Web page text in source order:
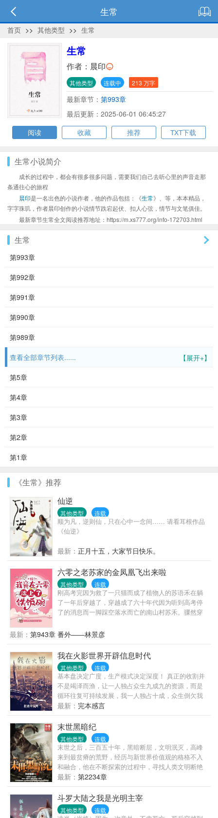
生常
首页 >> 其他类型 >> 生常
生常
作者： 晨印
其他类型 连载中 213 万字
最新章节： 第993章
最后更新：2025-06-01 06:45:27
阅读
收藏 推荐 TXT下载
生常小说简介
成长的过程中，都会有很多很多问题，需要我们自己去听心里的声音走那
条通往心的旅程
晨印是一名出色的小说作者，他的作品包括：《生常》、等，本本精品，
字字珠玑，作者晨印创作的小说情节跌宕起伏、扣人心弦，情节与文笔俱佳。
最新章节生常全文阅读推荐地址：https://m.xs777.org/info-172703.html
生常
第993章
第992章
第991章
第990章
第989章
【展开+】
查看全部章节列表......
第5章
第4章
第3章
第2章
第1章
《生常》推荐
仙逆
其他类型 连载
顺为凡，逆则仙，只在心中一念间…… 请看耳根作品
《仙逆》
最新： 正月十五，大家节日快乐。
六零之老苏家的金凤凰飞出来啦
其他类型 连载
刚高考完因为救了一只猫而成了植物人的苏语禾在躺
了一年后穿越了，穿越成了六十年代因为听到高考停
了的消息而一脚踩空落水而亡的南山村苏禾。骤然穿
纸，苏禾很不适应，但还要面临找工作的压力……
哎，她还是个孩子啊，还有她刚考上的大学啊，没
啦！！！……认清事实后，苏禾开始了在六十年代的
求生生涯，并且一不小心，竟然端上了铁饭碗，还把
整个老苏家都带起来了！不止活成了人人羡慕的样
子，还有了幸福的家庭，日子过得风生水起，在六七
十年代，活出了她想要的生活……
最新： 第943章 番外——林景彦
我在火影世界开辟信息时代
其他类型 连载
基本盘决定广度，生产模式决定深度！ 真正的收割并
不是竭泽而渔，让一人独占众生九成九的资源，而是
循环往复可持续发展，我一人独占十成，众生倒欠我
九成！ 无限互联的诞生让忍界进入信息时代，渡边彻
表示，整个忍界都是我的苗圃，大筒木来了也是我的
韭菜！
最新： 完本感言
末世黑暗纪
其他类型 连载
末世之后，三百五十年，黑暗断层，文明泯灭，高峰
来到最贫瘠的荒野，经历与新世界价值观的格格不入
和融合，他在不断探索的过程中，寻找人类文明断绝
的原因，并在与末世统治者的斗争中不断的挖掘历史
的真相，从一个意外的旅人转变成带领人类寻找文明
复兴的领头人。 杀戮，背叛，热血，友情，阴谋，战
争，一切都在高峰的末世之旅上演，身世的迷茫，新
人类的进化方式，旧文明的苟延残喘，
最新： 第2234章
斗罗大陆之我是光明主宰
其他类型 连载